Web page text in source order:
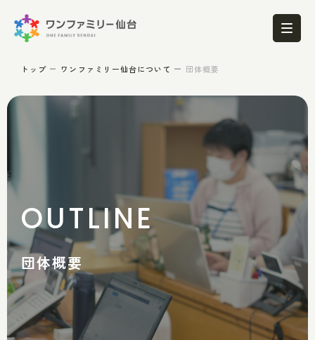
トップ ワンファミリー仙台について 団体概要
OUTLINE
団体概要